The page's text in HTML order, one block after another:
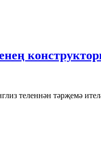
теленнән тәрҗемә